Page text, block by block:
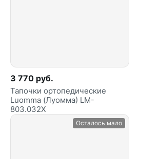
3 770 руб.
Тапочки ортопедические
Luomma (Луомма) LM-
803.032X
Осталось мало